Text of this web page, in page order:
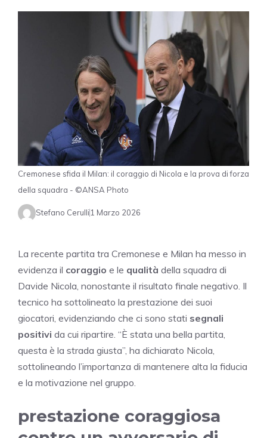
Cremonese sfida il Milan: il coraggio di Nicola e la prova di forza
della squadra - ©ANSA Photo
Stefano Cerulli1 Marzo 2026
La recente partita tra Cremonese e Milan ha messo in
evidenza il coraggio e le qualità della squadra di
Davide Nicola, nonostante il risultato finale negativo. Il
tecnico ha sottolineato la prestazione dei suoi
giocatori, evidenziando che ci sono stati segnali
positivi da cui ripartire. “È stata una bella partita,
questa è la strada giusta”, ha dichiarato Nicola,
sottolineando l’importanza di mantenere alta la fiducia
e la motivazione nel gruppo.
prestazione coraggiosa